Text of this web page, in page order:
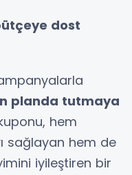
dost
planda tutmaya
hem
sağlayan hem de
iyileştiren bir